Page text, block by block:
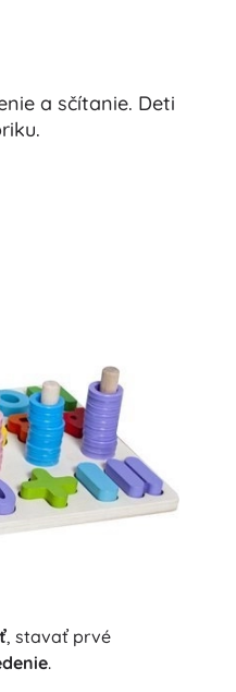
a sčítanie. Deti
, stavať prvé
.